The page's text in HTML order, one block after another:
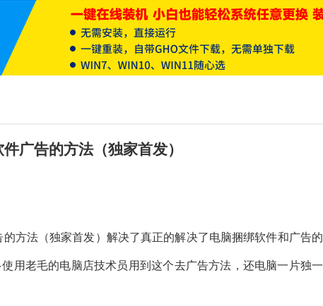
广告的方法（独家首发）
方法（独家首发）解决了真正的解决了电脑捆绑软件和广告的
用老毛的电脑店技术员用到这个去广告方法，还电脑一片独一